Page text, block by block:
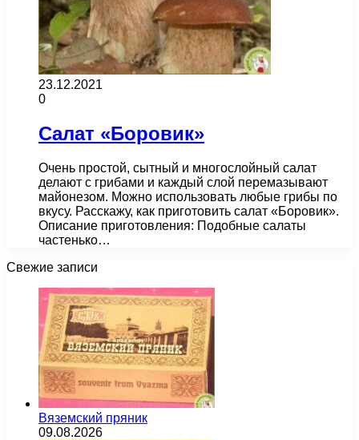
23.12.2021
0
Салат «Боровик»
Очень простой, сытный и многослойный салат
делают с грибами и каждый слой перемазывают
майонезом. Можно использовать любые грибы по
вкусу. Расскажу, как приготовить салат «Боровик».
Описание приготовления: Подобные салаты
частенько…
Свежие записи
Вяземский пряник
09.08.2026